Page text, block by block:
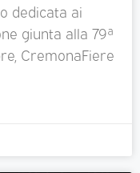
dedicata ai
giunta alla 79ª
CremonaFiere